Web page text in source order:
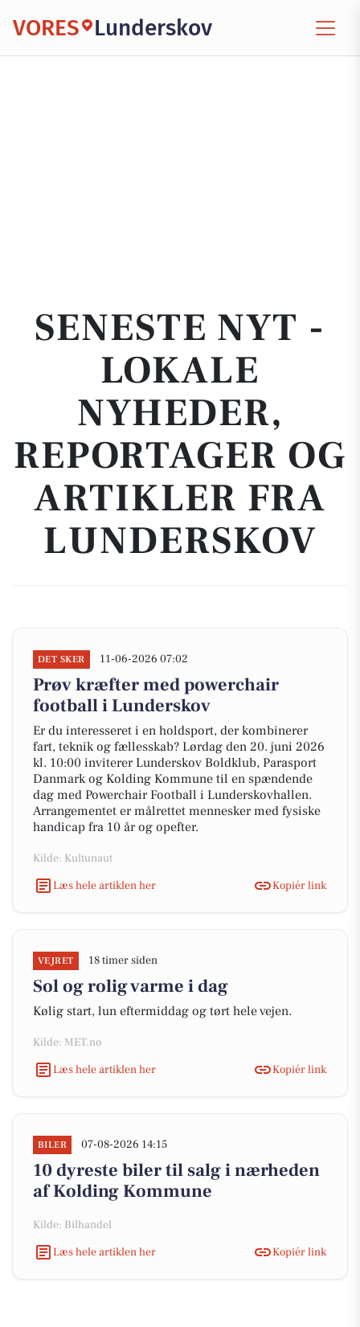
VORES Lunderskov
SENESTE NYT -
LOKALE
NYHEDER,
REPORTAGER OG
ARTIKLER FRA
LUNDERSKOV
DET SKER 11-06-2026 07:02
Prøv kræfter med powerchair
football i Lunderskov
Er du interesseret i en holdsport, der kombinerer
fart, teknik og fællesskab? Lørdag den 20. juni 2026
kl. 10:00 inviterer Lunderskov Boldklub, Parasport
Danmark og Kolding Kommune til en spændende
dag med Powerchair Football i Lunderskovhallen.
Arrangementet er målrettet mennesker med fysiske
handicap fra 10 år og opefter.
Kilde: Kultunaut
Læs hele artiklen her
Kopiér link
VEJRET 18 timer siden
Sol og rolig varme i dag
Kølig start, lun eftermiddag og tørt hele vejen.
Kilde: MET.no
Læs hele artiklen her
Kopiér link
BILER 07-08-2026 14:15
10 dyreste biler til salg i nærheden
af Kolding Kommune
Kilde: Bilhandel
Læs hele artiklen her
Kopiér link